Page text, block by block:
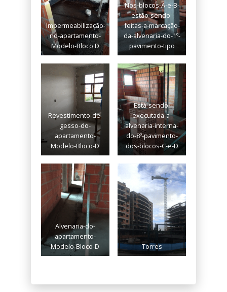
Impermeabilização-
no-apartamento-
Modelo-Bloco D
Nos-blocos-A-e-B-
estão-sendo-
feitas-a-marcação-
da-alvenaria-do-1º-
pavimento-tipo
Revestimento-de-
gesso-do-
apartamento-
Modelo-Bloco-D
Está-sendo-
executada-a-
alvenaria-interna-
do-8º-pavimento-
dos-blocos-C-e-D
Alvenaria-do-
apartamento-
Modelo-Bloco-D
Torres